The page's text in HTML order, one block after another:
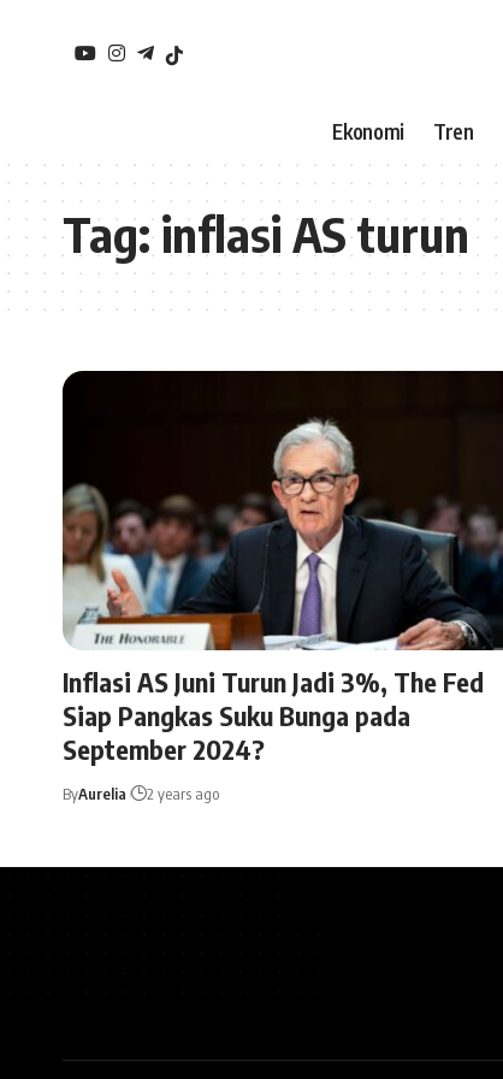
Ekonomi Tren
Tag:inflasi AS turun
Inflasi AS Juni Turun Jadi 3%, The Fed
Siap Pangkas Suku Bunga pada
September 2024?
ByAurelia 2 years ago